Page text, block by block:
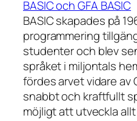
BASIC och GFA BASIC
BASIC skapades på
programmering
studenter och blev
språket i miljontals
fördes arvet vidare av
snabbt och kraftfullt
möjligt att utveckla